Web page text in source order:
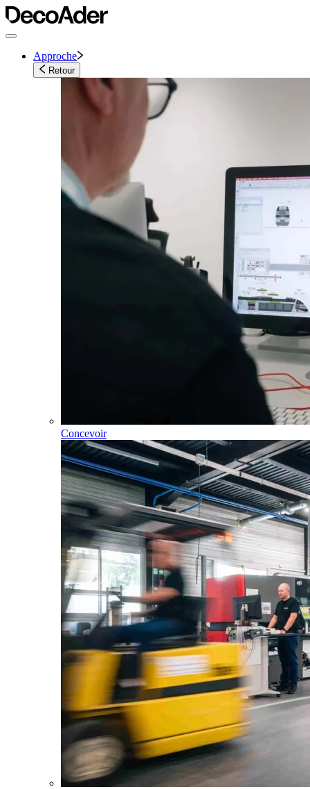
Approche
Retour
Concevoir